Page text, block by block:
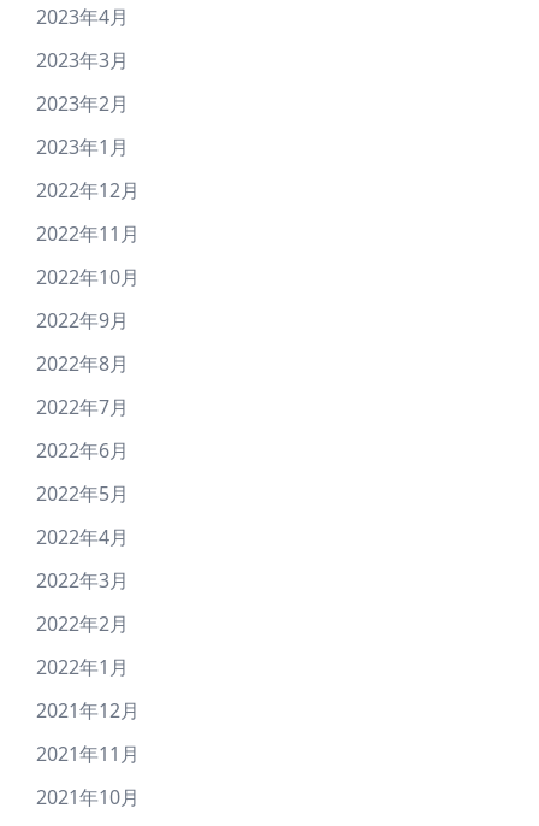
2023年4月
2023年3月
2023年2月
2023年1月
2022年12月
2022年11月
2022年10月
2022年9月
2022年8月
2022年7月
2022年6月
2022年5月
2022年4月
2022年3月
2022年2月
2022年1月
2021年12月
2021年11月
2021年10月